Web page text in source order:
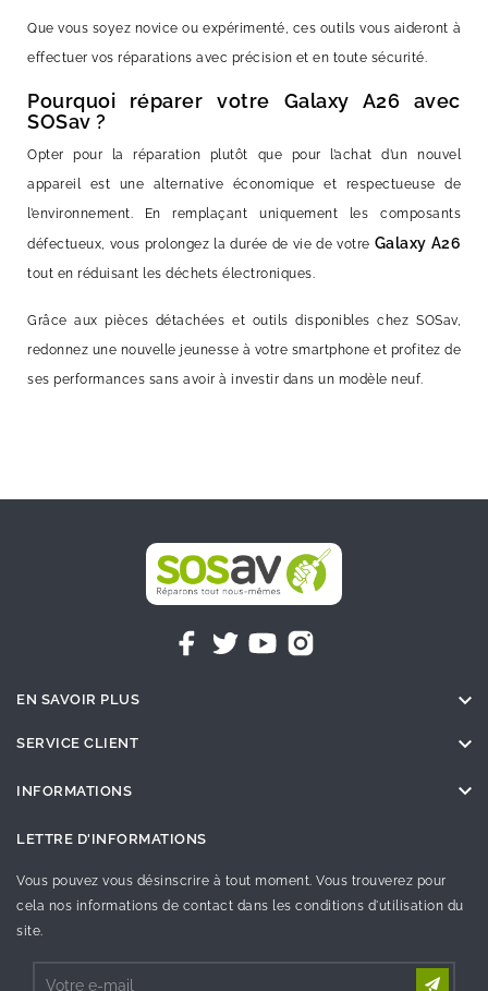
Que vous soyez novice ou expérimenté, ces outils vous aideront à
effectuer vos réparations avec précision et en toute sécurité.
Pourquoi réparer votre Galaxy A26 avec
SOSav ?
Opter pour la réparation plutôt que pour l’achat d’un nouvel
appareil est une alternative économique et respectueuse de
l’environnement. En remplaçant uniquement les composants
défectueux, vous prolongez la durée de vie de votre Galaxy A26
tout en réduisant les déchets électroniques.
Grâce aux pièces détachées et outils disponibles chez SOSav,
redonnez une nouvelle jeunesse à votre smartphone et profitez de
ses performances sans avoir à investir dans un modèle neuf.
EN SAVOIR PLUS 
SERVICE CLIENT 
INFORMATIONS 
LETTRE D'INFORMATIONS
Vous pouvez vous désinscrire à tout moment. Vous trouverez pour
cela nos informations de contact dans les conditions d'utilisation du
site.